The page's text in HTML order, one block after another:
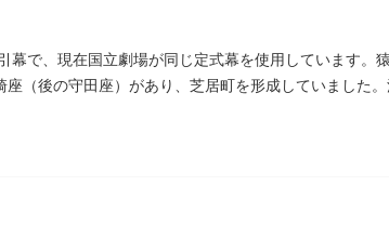
で、現在国立劇場が同じ定式幕を使用しています。
（後の守田座）があり、芝居町を形成していました